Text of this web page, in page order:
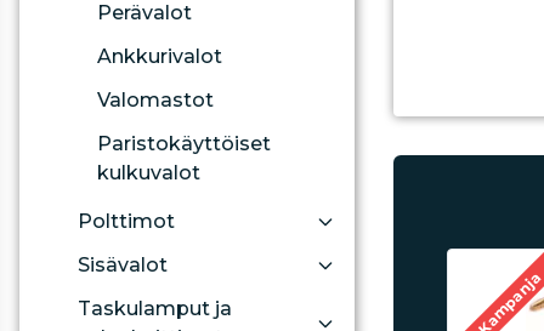
Perävalot
Ankkurivalot
Valomastot
Paristokäyttöiset
kulkuvalot
Polttimot
Sisävalot
Taskulamput ja
Kampanja